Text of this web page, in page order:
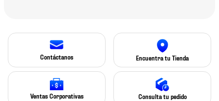
Contáctanos Encuentra tu Tienda
Ventas Corporativas Consulta tu pedido